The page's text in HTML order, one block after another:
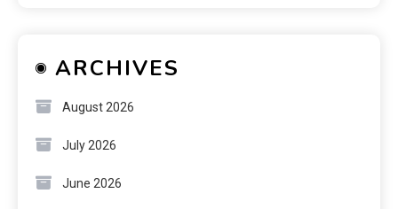
ARCHIVES
August 2026
July 2026
June 2026